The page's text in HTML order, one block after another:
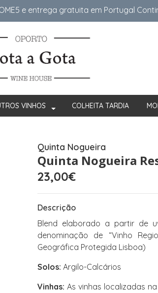
e entrega gratuita em Portugal
VINHOS COLHEITA TARDIA
Quinta Nogueira
Quinta Nogueira
23,00€
Descrição
Blend elaborado a partir de
denominação de “Vinho
Geográfica Protegida Lisboa)
Solos: Argilo-Calcários
Vinhas: As vinhas localizadas